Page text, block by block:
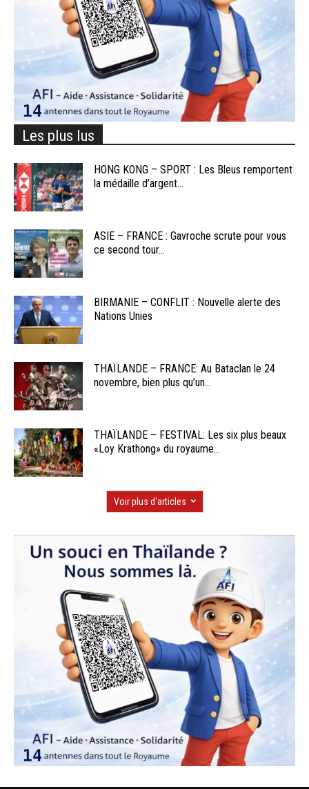
Les plus lus
HONG KONG – SPORT : Les Bleus remportent
la médaille d’argent...
ASIE – FRANCE : Gavroche scrute pour vous
ce second tour...
BIRMANIE – CONFLIT : Nouvelle alerte des
Nations Unies
THAÏLANDE – FRANCE: Au Bataclan le 24
novembre, bien plus qu’un...
THAÏLANDE – FESTIVAL: Les six plus beaux
«Loy Krathong» du royaume...
Voir plus d'articles